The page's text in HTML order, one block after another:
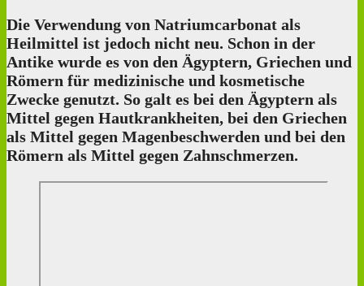
Die Verwendung von Natriumcarbonat als
Heilmittel ist jedoch nicht neu. Schon in der
Antike wurde es von den Ägyptern, Griechen und
Römern für medizinische und kosmetische
Zwecke genutzt. So galt es bei den Ägyptern als
Mittel gegen Hautkrankheiten, bei den Griechen
als Mittel gegen Magenbeschwerden und bei den
Römern als Mittel gegen Zahnschmerzen.